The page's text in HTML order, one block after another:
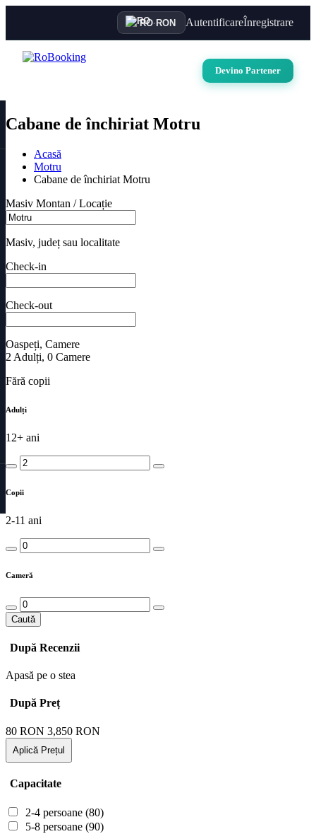
RO·RON AutentificareÎnregistrare
Devino Partener
Cabane de închiriat Motru
Acasă
Motru
Cabane de închiriat Motru
Masiv Montan / Locație
Masiv, județ sau localitate
Check-in
Check-out
Oaspeți, Camere
2 Adulți, 0 Camere
Fără copii
Adulți
12+ ani
Copii
2-11 ani
Cameră
Caută
După Recenzii
Apasă pe o stea
După Preț
80 RON 3,850 RON
Aplică Prețul
Capacitate
2-4 persoane (80)
5-8 persoane (90)